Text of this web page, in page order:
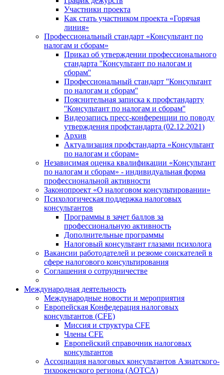
Участники проекта
Как стать участником проекта «Горячая
линия»
Профессиональный стандарт «Консультант по
налогам и сборам»
Приказ об утверждении профессионального
стандарта ''Консультант по налогам и
сборам''
Профессиональный стандарт ''Консультант
по налогам и сборам''
Пояснительная записка к профстандарту
''Консультант по налогам и сборам''
Видеозапись пресс-конференции по поводу
утверждения профстандарта (02.12.2021)
Архив
Актуализация профстандарта «Консультант
по налогам и сборам»
Независимая оценка квалификации «Консультант
по налогам и сборам» - индивидуальная форма
профессиональной активности
Законопроект «О налоговом консультировании»
Психологическая поддержка налоговых
консультантов
Программы в зачет баллов за
профессиональную активность
Дополнительные программы
Налоговый консультант глазами психолога
Вакансии работодателей и резюме соискателей в
сфере налогового консультирования
Соглашения о сотрудничестве
Международная деятельность
Международные новости и мероприятия
Европейская Конфедерация налоговых
консультантов (CFE)
Миссия и структура CFE
Члены CFE
Европейский справочник налоговых
консультантов
Ассоциация налоговых консультантов Азиатского-
тихоокенского региона (АОТСА)